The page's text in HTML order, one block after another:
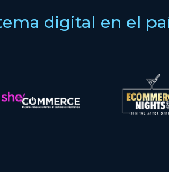
digital en el